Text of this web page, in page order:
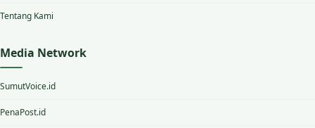
Tentang Kami
Media Network
SumutVoice.id
PenaPost.id